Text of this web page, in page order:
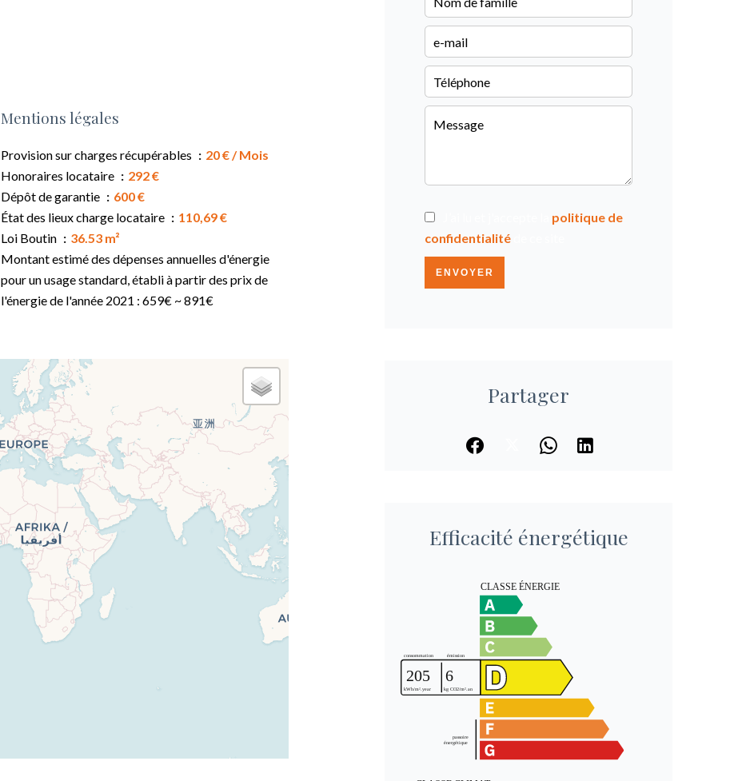
Mentions légales
Provision sur charges récupérables
20 € / Mois
Honoraires locataire
292 €
Dépôt de garantie
600 €
État des lieux charge locataire
110,69 €
Loi Boutin
36.53 m²
Montant estimé des dépenses annuelles d'énergie
pour un usage standard, établi à partir des prix de
l'énergie de l'année 2021 : 659€ ~ 891€
politique de
confidentialité
ENVOYER
Partager
Efficacité énergétique